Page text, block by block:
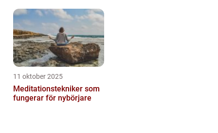
11 oktober 2025
Meditationstekniker som
fungerar för nybörjare